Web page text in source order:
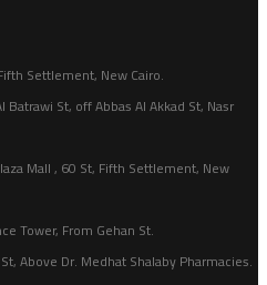
Settlement, New Cairo.
Batrawi St, off Abbas Al Akkad St, Nasr
Mall , 60 St, Fifth Settlement, New
Tower, From Gehan St.
Above Dr. Medhat Shalaby Pharmacies.